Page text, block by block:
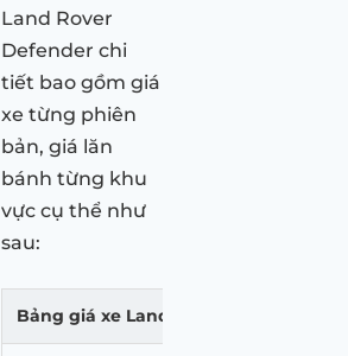
Land Rover
Defender chi
tiết bao gồm giá
xe từng phiên
bản, giá lăn
bánh từng khu
vực cụ thể như
sau:
Bảng giá xe Land Rover Defender